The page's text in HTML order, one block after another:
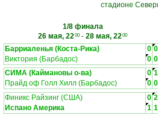
стадионе
1/8 финала
26 мая, 2200- 28 мая, 2200
Барриаленья (Коста-Рика)
0 0
Виктория (Барбадос)
0 0
СИМА (Каймановы о-ва)
0 1
Прайд оф Голл Хилл (Барбадос)
0 0
Финикс Райзинг (США) 0 2
Испано Америка
1 1